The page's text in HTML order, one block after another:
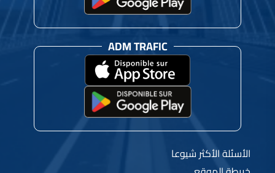
ADM TRAFIC
الأسئلة الأكثر شيوعا